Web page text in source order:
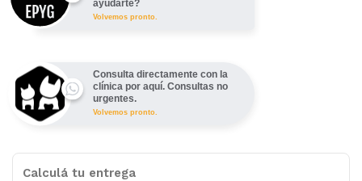
ayudarte?
Volvemos pronto.
Consulta directamente con la
clínica por aquí. Consultas no
urgentes.
Volvemos pronto.
Calculá tu entrega